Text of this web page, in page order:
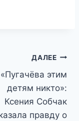
ДАЛЕЕ
«Пугачёва этим
детям никто»:
Ксения Собчак
правду о